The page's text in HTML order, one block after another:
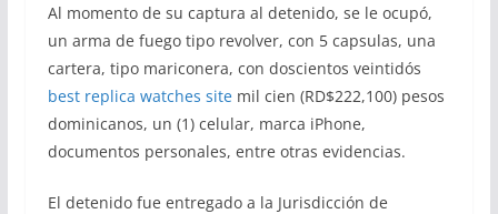
Al momento de su captura al detenido, se le ocupó,
un arma de fuego tipo revolver, con 5 capsulas, una
cartera, tipo mariconera, con doscientos veintidós
best replica watches sitemil cien (RD$222,100) pesos
dominicanos, un (1) celular, marca iPhone,
documentos personales, entre otras evidencias.
El detenido fue entregado a la Jurisdicción de